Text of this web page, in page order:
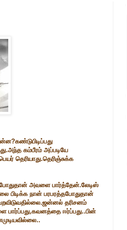
கம்பீரம் அப்படியே
தெரியாது.தெரிஞ்சுக்க
அவளை பார்த்தேன்.லேடிஸ்
பிடிக்க நான் பரபரத்தபோதுதான்
தரிசனம்
பார்ப்பது,கவனத்தை ஈர்ப்பது..பின்